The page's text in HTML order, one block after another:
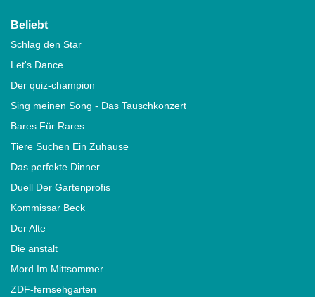
Beliebt
Schlag den Star
Let's Dance
Der quiz-champion
Sing meinen Song - Das Tauschkonzert
Bares Für Rares
Tiere Suchen Ein Zuhause
Das perfekte Dinner
Duell Der Gartenprofis
Kommissar Beck
Der Alte
Die anstalt
Mord Im Mittsommer
ZDF-fernsehgarten